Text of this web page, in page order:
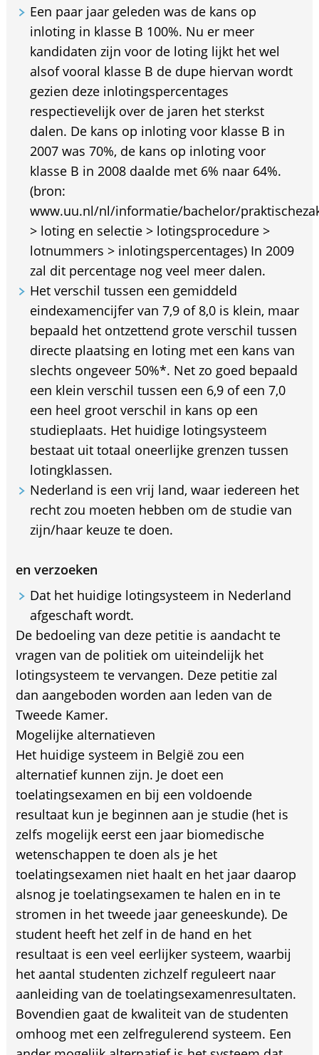
Een paar jaar geleden was de kans op
inloting in klasse B 100%. Nu er meer
kandidaten zijn voor de loting lijkt het wel
alsof vooral klasse B de dupe hiervan wordt
gezien deze inlotingspercentages
respectievelijk over de jaren het sterkst
dalen. De kans op inloting voor klasse B in
2007 was 70%, de kans op inloting voor
klasse B in 2008 daalde met 6% naar 64%.
(bron:
www.uu.nl/nl/informatie/bachelor/
> loting en selectie > lotingsprocedure >
lotnummers > inlotingspercentages) In 2009
zal dit percentage nog veel meer dalen.
Het verschil tussen een gemiddeld
eindexamencijfer van 7,9 of 8,0 is klein, maar
bepaald het ontzettend grote verschil tussen
directe plaatsing en loting met een kans van
slechts ongeveer 50%*. Net zo goed bepaald
een klein verschil tussen een 6,9 of een 7,0
een heel groot verschil in kans op een
studieplaats. Het huidige lotingsysteem
bestaat uit totaal oneerlijke grenzen tussen
lotingklassen.
Nederland is een vrij land, waar iedereen het
recht zou moeten hebben om de studie van
zijn/haar keuze te doen.
en verzoeken
Dat het huidige lotingsysteem in Nederland
afgeschaft wordt.
De bedoeling van deze petitie is aandacht te
vragen van de politiek om uiteindelijk het
lotingsysteem te vervangen. Deze petitie zal
dan aangeboden worden aan leden van de
Tweede Kamer.
Mogelijke alternatieven
Het huidige systeem in België zou een
alternatief kunnen zijn. Je doet een
toelatingsexamen en bij een voldoende
resultaat kun je beginnen aan je studie (het is
zelfs mogelijk eerst een jaar biomedische
wetenschappen te doen als je het
toelatingsexamen niet haalt en het jaar daarop
alsnog je toelatingsexamen te halen en in te
stromen in het tweede jaar geneeskunde). De
student heeft het zelf in de hand en het
resultaat is een veel eerlijker systeem, waarbij
het aantal studenten zichzelf reguleert naar
aanleiding van de toelatingsexamenresultaten.
Bovendien gaat de kwaliteit van de studenten
omhoog met een zelfregulerend systeem. Een